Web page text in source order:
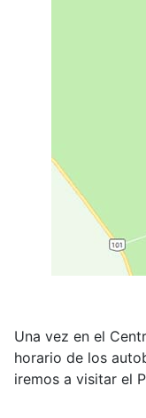
Una vez en el
horario de los
iremos a visitar el